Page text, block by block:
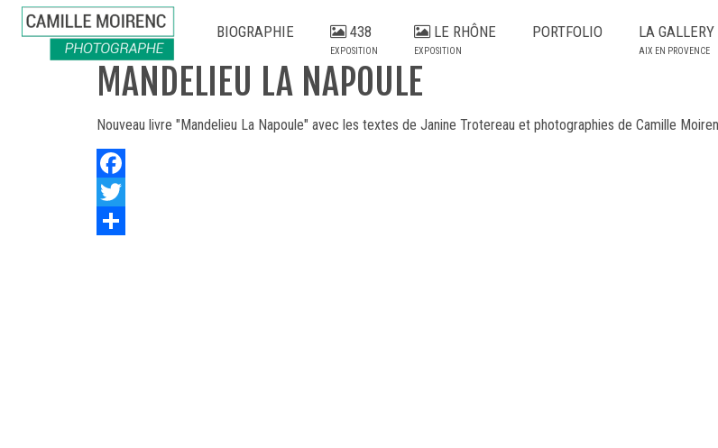
BIOGRAPHIE 438
EXPOSITION
LE RHÔNE
EXPOSITION
PORTFOLIO LA GALLERY
AIX EN PROVENCE
MANDELIEU LA NAPOULE
Nouveau livre "Mandelieu La Napoule" avec les textes de Janine Trotereau et photographies de Camille
Facebook
Twitter